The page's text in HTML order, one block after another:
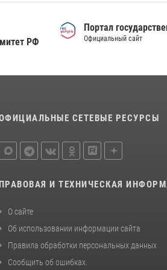
отработали навыки
16 июля 2026, 10:42
разведчик ВСУ на южном
РФ
Портал
Официальный сайт
СЕТЕВЫЕ РЕСУРСЫ
ПРАВОВАЯ И ТЕХНИЧЕСКАЯ
О сайте
Об использовании информации сайта
Правила обработки персональных данных
Сообщить об ошибках.